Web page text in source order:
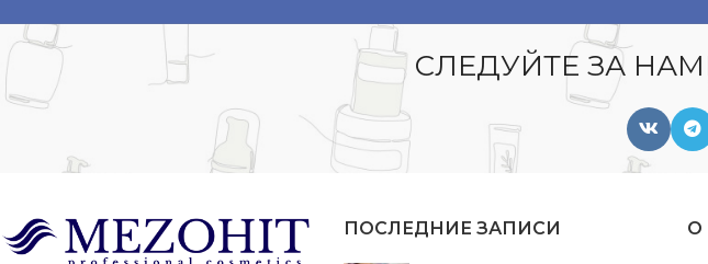
СЛЕДУЙТЕ ЗА
ПОСЛЕДНИЕ ЗАПИСИ О